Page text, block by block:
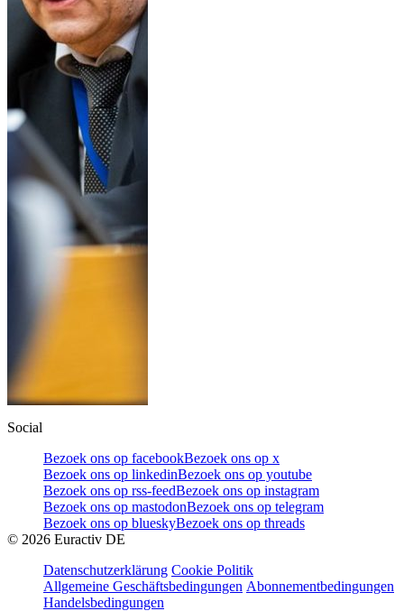
Social
Bezoek ons op facebookBezoek ons op x
Bezoek ons op linkedinBezoek ons op youtube
Bezoek ons op rss-feedBezoek ons op instagram
Bezoek ons op mastodonBezoek ons op telegram
Bezoek ons op blueskyBezoek ons op threads
© 2026 Euractiv DE
Datenschutzerklärung Cookie Politik
Allgemeine Geschäftsbedingungen Abonnementbedingungen
Handelsbedingungen